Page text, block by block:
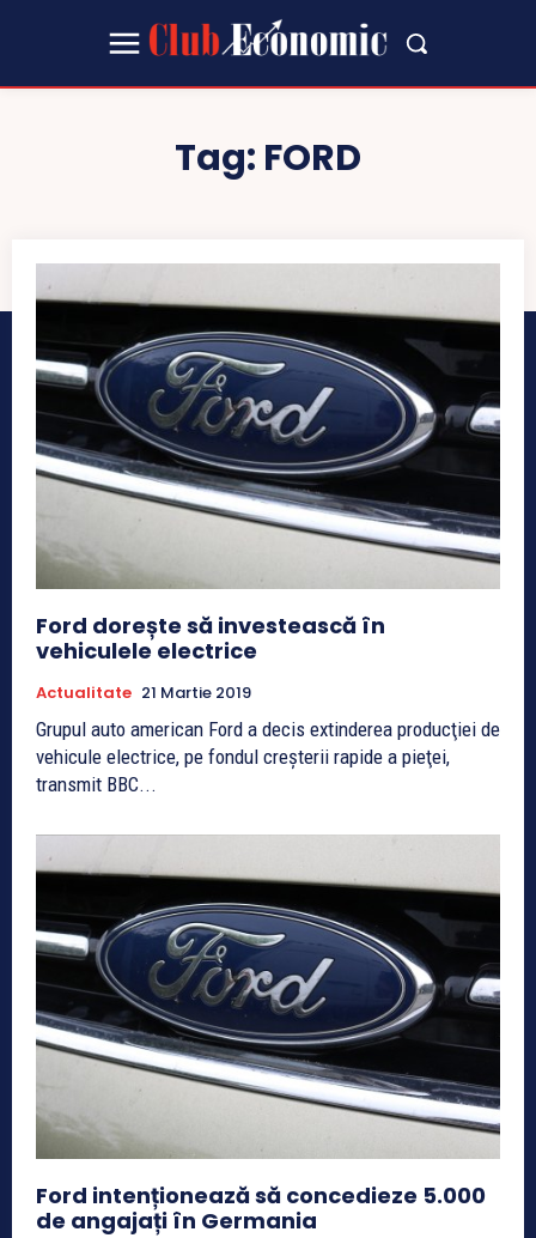
Tag: FORD
Ford dorește să investească în
vehiculele electrice
Actualitate 21 Martie 2019
Grupul auto american Ford a decis extinderea producţiei de
vehicule electrice, pe fondul creşterii rapide a pieţei,
transmit BBC...
Ford intenționează să concedieze 5.000
de angajați în Germania